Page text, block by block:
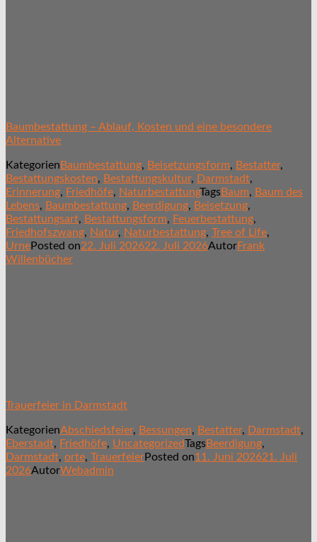
Baumbestattung – Ablauf, Kosten und eine besondere
Alternative
Kategorien Baumbestattung, Beisetzungsform, Bestatter,
Bestattungskosten, Bestattungskultur, Darmstadt,
Erinnerung, Friedhöfe, NaturbestattungTagsBaum, Baum des
Lebens, Baumbestattung, Beerdigung, Beisetzung,
Bestattungsart, Bestattungsform, Feuerbestattung,
Friedhofszwang, Natur, Naturbestattung, Tree of Life,
UrnePosted on22. Juli 202622. Juli 2026AutorFrank
Willenbücher
Trauerfeier in Darmstadt
KategorienAbschiedsfeier, Bessungen, Bestatter, Darmstadt,
Eberstadt, Friedhöfe, UncategorizedTagsBeerdigung,
Darmstadt, orte, TrauerfeierPosted on11. Juni 202621. Juli
2026AutorWebadmin